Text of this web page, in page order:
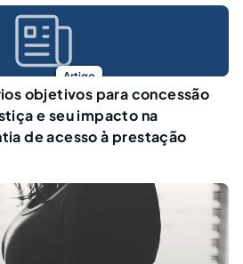
Artigo
objetivos para concessão
e seu impacto na
de acesso à prestação